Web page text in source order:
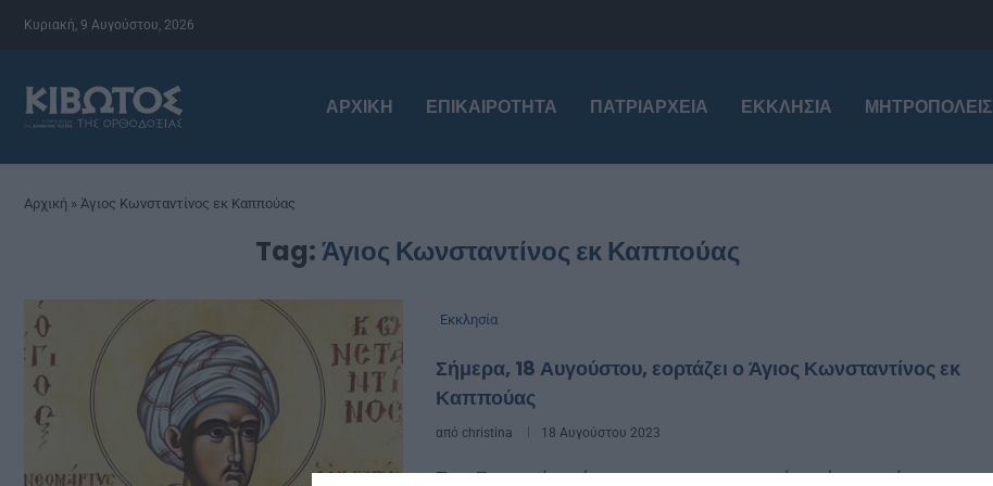
Κυριακή, 9 Αυγούστου, 2026
ΑΡΧΙΚΉ ΕΠΙΚΑΙΡΌΤΗΤΑ ΠΑΤΡΙΑΡΧΕΊΑ ΕΚΚΛΗΣΊΑ ΜΗΤΡΟΠΌΛΕΙΣ
Αρχική » Άγιος Κωνσταντίνος εκ Καππούας
Tag:Άγιος Κωνσταντίνος εκ Καππούας
Εκκλησία
Σήμερα, 18 Αυγούστου, εορτάζει ο Άγιος Κωνσταντίνος εκ
Καππούας
από christina 18 Αυγούστου 2023
Στα ζοφερά χρόνια της τουρκοκρατίας, όπως είναι